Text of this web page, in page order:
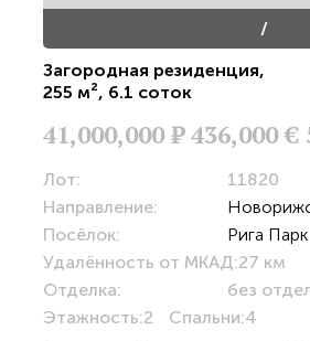
/
Загородная резиденция,
255 м², 6.1 соток
41,000,000Р 436,000 €
Лот:
11820
Направление:
Посёлок:
Рига Парк
Удалённость от МКАД:27 км
Отделка:
без
Этажность:2 Спальни:4